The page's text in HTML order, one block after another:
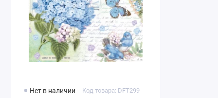
Нет в наличии Код товара: DFT299